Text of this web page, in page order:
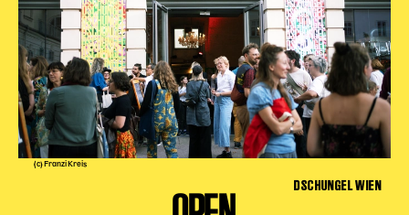
(c) Franzi Kreis
DSCHUNGEL WIEN